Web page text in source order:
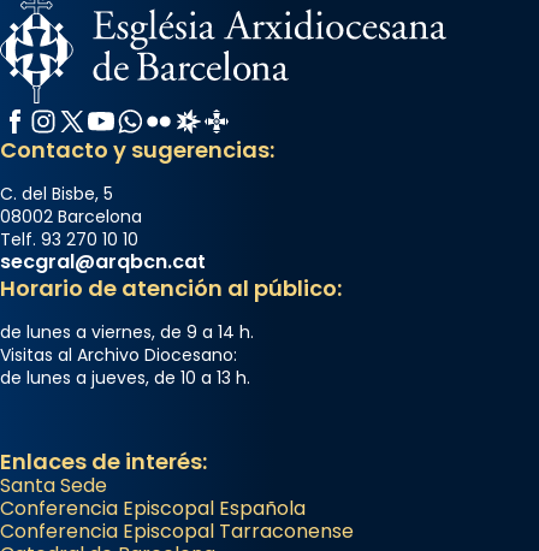
Segons el llibre dels Fets (12,2) fou el primer
apòstol màrtir, decapitat a Jerusalem per
Herodes Agripa (vers l'any 44).
Patró de Galícia, després de les invasions
musulmanes fou venerat com a patró dels
Regnes castellans i més tard de tota
Espanya.
El seu sepulcre a Compostela fou un g
...Ver más
Foto
View on Facebook · Share
Facebook
Instagram
X / Twitter
YouTube
WhatsApp
FlickrRadio Estel
Catalunya Cristiana
Contacto y sugerencias:
C. del Bisbe, 5
08002 Barcelona
Telf. 93 270 10 10
secgral@arqbcn.cat
Horario de atención al público:
de lunes a viernes, de 9 a 14 h.
Visitas al Archivo Diocesano:
de lunes a jueves, de 10 a 13 h.
Enlaces de interés:
Santa Sede
Conferencia Episcopal Española
Conferencia Episcopal Tarraconense